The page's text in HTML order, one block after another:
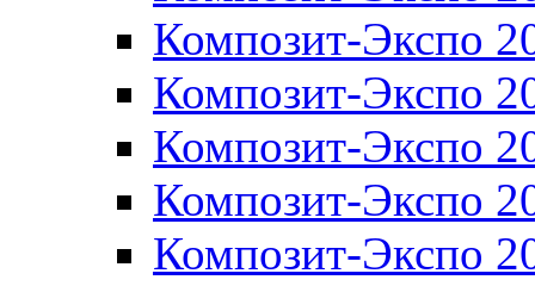
Композит-Экспо
Композит-Экспо
Композит-Экспо
Композит-Экспо
Композит-Экспо